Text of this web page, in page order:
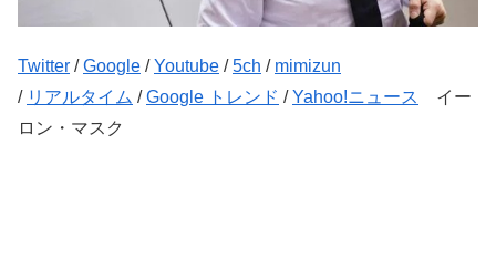
Twitter /Google /Youtube /5ch / mimizun
/ リアルタイム /Google トレンド /Yahoo!ニュース
イー
ロン・マスク